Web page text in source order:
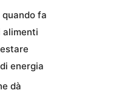
fa
alimenti
energia
dà